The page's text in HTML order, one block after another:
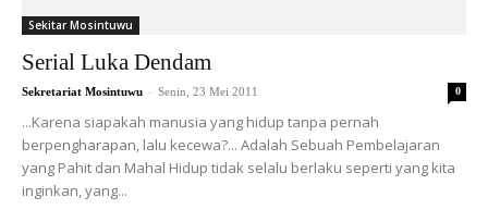
Sekitar Mosintuwu
Serial Luka Dendam
Sekretariat Mosintuwu - Senin, 23 Mei 2011 0
...Karena siapakah manusia yang hidup tanpa pernah
berpengharapan, lalu kecewa?... Adalah Sebuah Pembelajaran
yang Pahit dan Mahal Hidup tidak selalu berlaku seperti yang kita
inginkan, yang...